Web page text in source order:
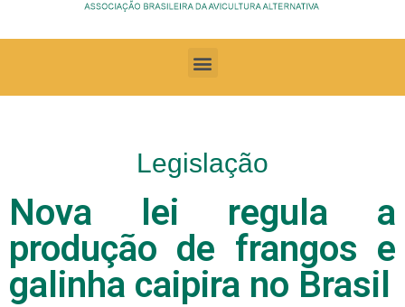
Legislação
Nova lei regula a
produção de frangos e
galinha caipira no Brasil